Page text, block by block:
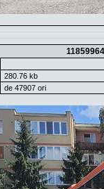
280.76 kb
de 47907 ori